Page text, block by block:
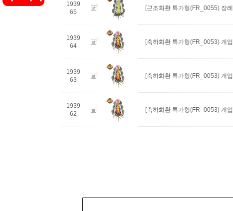
1939
65
[근조화환 특가형(FR_0055) 장
1939
64
[축하화환 특가형(FR_0053) 개
1939
63
[축하화환 특가형(FR_0053) 개
1939
62
[축하화환 특가형(FR_0053) 개